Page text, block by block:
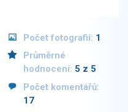
Počet fotografií: 1
Průměrné
hodnocení: 5 z 5
Počet komentářů:
17